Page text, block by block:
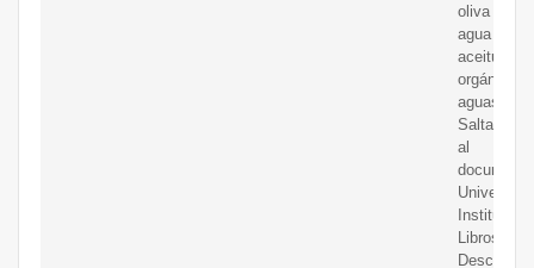
oliva
agua
aceituna
orgánicos
aguas
Saltar
al
documento
Instituto
Libros
Descubre